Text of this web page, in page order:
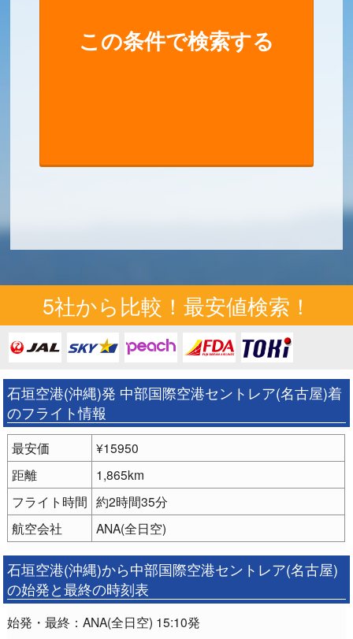
5社から比較！最安値検索！
石垣空港(沖縄)発 中部国際空港セントレア(名古屋)着
のフライト情報
最安価
¥15950
距離
1,865km
フライト時間 約2時間35分
航空会社
ANA(全日空)
石垣空港(沖縄)から中部国際空港セントレア(名古屋)
の始発と最終の時刻表
始発・最終：ANA(全日空) 15:10発